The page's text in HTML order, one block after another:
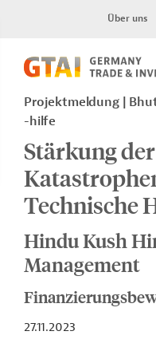
Über uns
Projektmeldung
-hilfe
Stärkung
Technische
Hindu Kush
Management
27.11.2023